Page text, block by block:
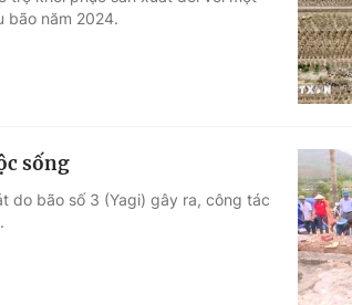
bão năm 2024.
sống
do bão số 3 (Yagi) gây ra, công tác